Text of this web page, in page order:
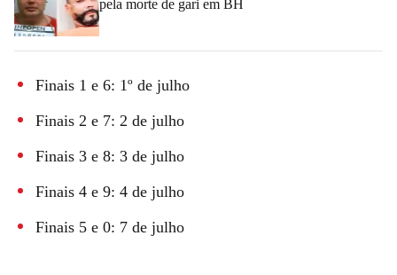
pela morte de gari em BH
Finais 1 e 6: 1º de julho
Finais 2 e 7: 2 de julho
Finais 3 e 8: 3 de julho
Finais 4 e 9: 4 de julho
Finais 5 e 0: 7 de julho